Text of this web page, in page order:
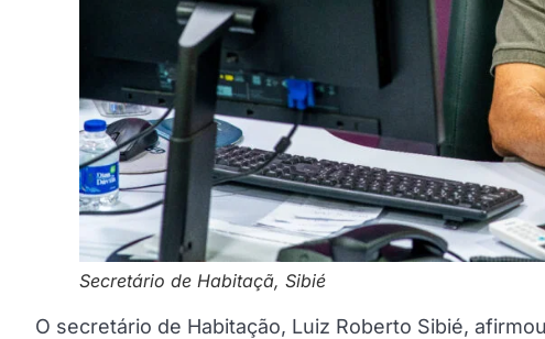
Secretário de Habitaçã, Sibié
O secretário de Habitação, Luiz Roberto Sibié,